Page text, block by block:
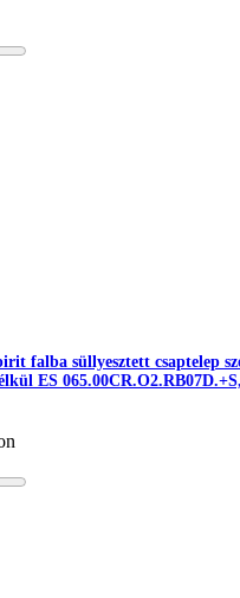
falba süllyesztett csaptelep
ES